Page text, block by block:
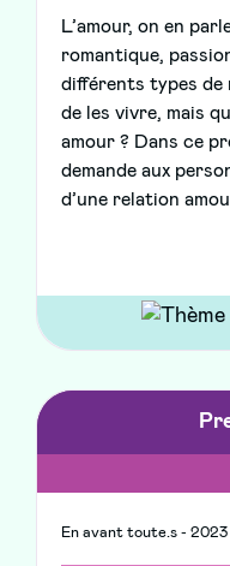
L’amour, on en
romantique,
différents types de
de les vivre, mais
amour ? Dans ce
demande aux
d’une relation
En avant toute.s - 2023